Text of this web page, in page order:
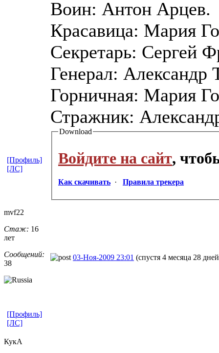
Воин: Антон Арцев.
Красавица: Мария
Секретарь: Сергей
Генерал: Александр
Горничная: Мария
Стражник:
Download
Войдите на сайт,
Как скачивать · Правила трекера
[Профиль]
[ЛС]
mvf22
Стаж: 16
лет
Сообщений:
38
03-Ноя-2009 23:01 (спустя 4 месяца 28
[Профиль]
[ЛС]
КукА